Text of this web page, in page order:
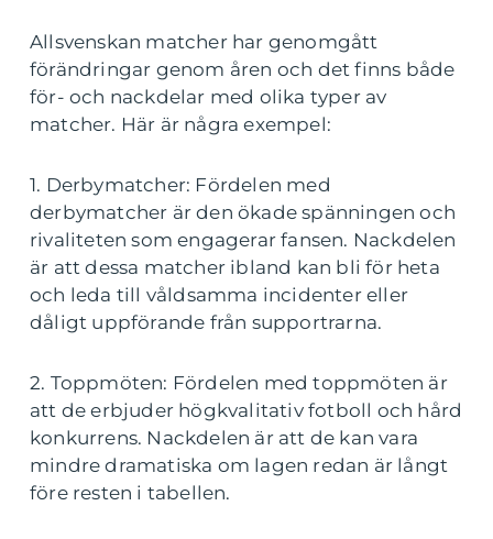
Allsvenskan matcher har genomgått
förändringar genom åren och det finns både
för- och nackdelar med olika typer av
matcher. Här är några exempel:
1. Derbymatcher: Fördelen med
derbymatcher är den ökade spänningen och
rivaliteten som engagerar fansen. Nackdelen
är att dessa matcher ibland kan bli för heta
och leda till våldsamma incidenter eller
dåligt uppförande från supportrarna.
2. Toppmöten: Fördelen med toppmöten är
att de erbjuder högkvalitativ fotboll och hård
konkurrens. Nackdelen är att de kan vara
mindre dramatiska om lagen redan är långt
före resten i tabellen.